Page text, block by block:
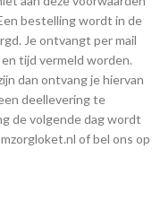
bestelling wordt in de
Je ontvangt per mail
tijd vermeld worden.
dan ontvang je hiervan
deellevering te
de volgende dag wordt
of bel ons op